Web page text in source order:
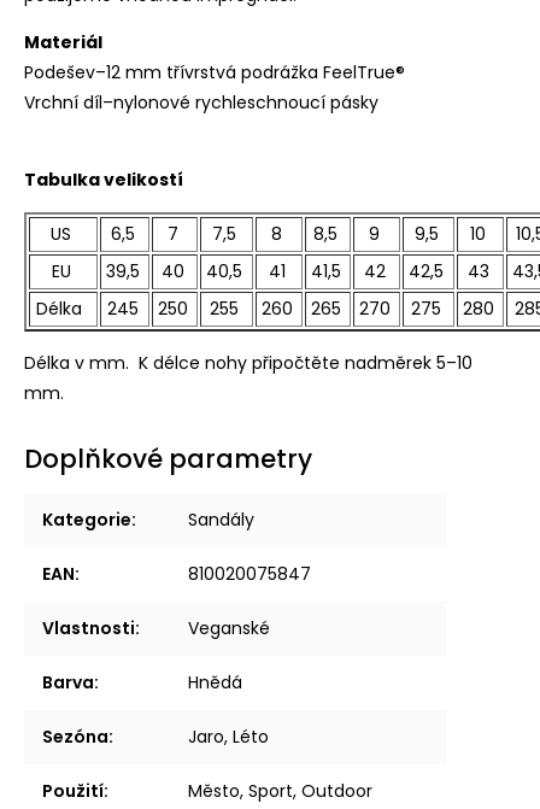
Materiál
Podešev–12 mm třívrstvá podrážka FeelTrue®
Vrchní díl–nylonové rychleschnoucí pásky
Tabulka velikostí
US 6,5 7 7,5 8 8,5 9 9,5 10
EU
39,5 40 40,5 41 41,5 42 42,5 43
Délka
245 250 255 260 265 270 275 280
Délka v mm. K délce nohy připočtěte nadměrek 5–10
mm.
Doplňkové parametry
Kategorie: Sandály
EAN: 810020075847
Vlastnosti: Veganské
Barva: Hnědá
Sezóna: Jaro, Léto
Použití: Město, Sport, Outdoor